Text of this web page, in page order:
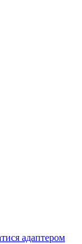
адаптером